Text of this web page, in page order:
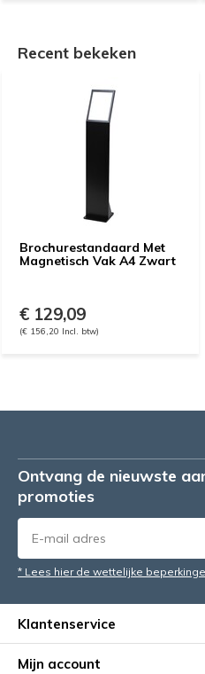
Recent bekeken
Brochurestandaard Met
Magnetisch Vak A4 Zwart
€ 129,09
(€ 156,20 Incl. btw)
Ontvang de nieuwste
promoties
* Lees hier de wettelijke
Klantenservice
Mijn account